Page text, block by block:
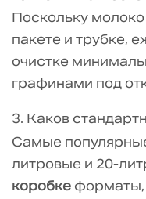
Поскольку
пакете и трубке,
очистке
графинами под
3. Каков
Самые
литровые и 20-
коробке форматы,